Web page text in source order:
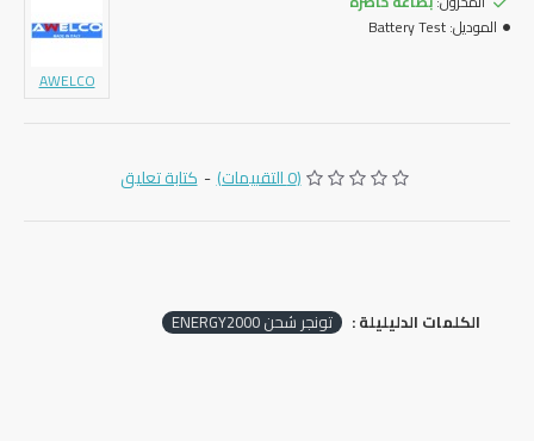
الموديل:Battery Test
AWELCO
(0 التقييمات) - كتابة تعليق
الكلمات الدليليلة : تونجر شحن ENERGY2000